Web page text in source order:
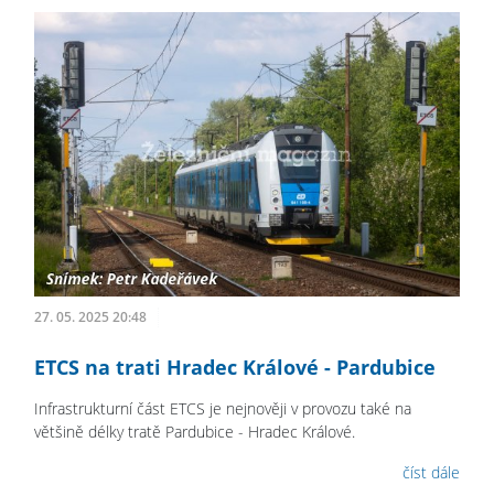
27. 05. 2025 20:48
ETCS na trati Hradec Králové - Pardubice
Infrastrukturní část ETCS je nejnověji v provozu také na
většině délky tratě Pardubice - Hradec Králové.
číst dále